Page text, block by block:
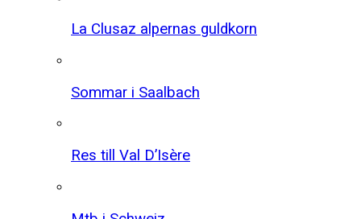
La Clusaz alpernas guldkorn
Sommar i Saalbach
Res till Val D’Isère